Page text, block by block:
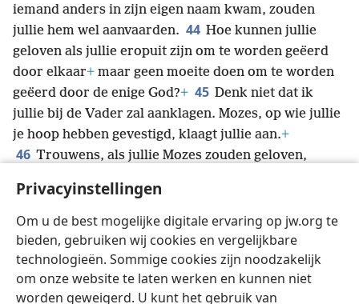
Privacyinstellingen
Om u de best mogelijke digitale ervaring op jw.org te
bieden, gebruiken wij cookies en vergelijkbare
technologieën. Sommige cookies zijn noodzakelijk
om onze website te laten werken en kunnen niet
worden geweigerd. U kunt het gebruik van
iemand anders in zijn eigen naam kwam, zouden
jullie hem wel aanvaarden. 44 Hoe kunnen jullie
geloven als jullie eropuit zijn om te worden geëerd
door elkaar+ maar geen moeite doen om te worden
geëerd door de enige God?+ 45 Denk niet dat ik
jullie bij de Vader zal aanklagen. Mozes, op wie jullie
je hoop hebben gevestigd, klaagt jullie aan.+
46 Trouwens, als jullie Mozes zouden geloven,
geschreven.+ 47 Maar als jullie niet geloven wat hij
heeft geschreven, hoe zullen jullie dan geloven wat ik
zeg?’+